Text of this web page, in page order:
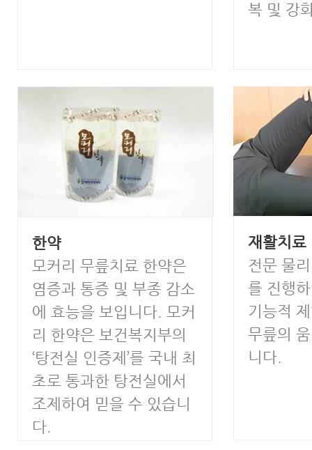
복 및 강
한약
모커리 무릎치료 한약은
염증과 통증 및 부종 감소
에 효능을 보입니다. 모커
리 한약은 보건복지부의
‘탕전실 인증제’를 국내 최
초로 통과한 탕전실에서
조제하여 믿을 수 있습니
다.
재활치료
전문 물
를 진행
기능적
무릎의
니다.